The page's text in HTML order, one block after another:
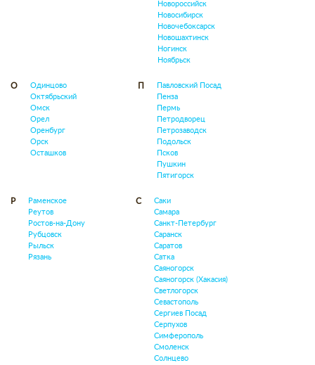
Новороссийск
Новосибирск
Новочебоксарск
Новошахтинск
Ногинск
Ноябрьск
О
Одинцово
Октябрьский
Омск
Орел
Оренбург
Орск
Осташков
Павловский Посад
Пенза
Пермь
Петродворец
Петрозаводск
Подольск
Псков
Пушкин
Пятигорск
Р
Раменское
Реутов
Ростов-на-Дону
Рубцовск
Рыльск
Рязань
С
Саки
Самара
Санкт-Петербург
Саранск
Саратов
Сатка
Саяногорск
Саяногорск (Хакасия)
Светлогорск
Севастополь
Сергиев Посад
Серпухов
Симферополь
Смоленск
Солнцево